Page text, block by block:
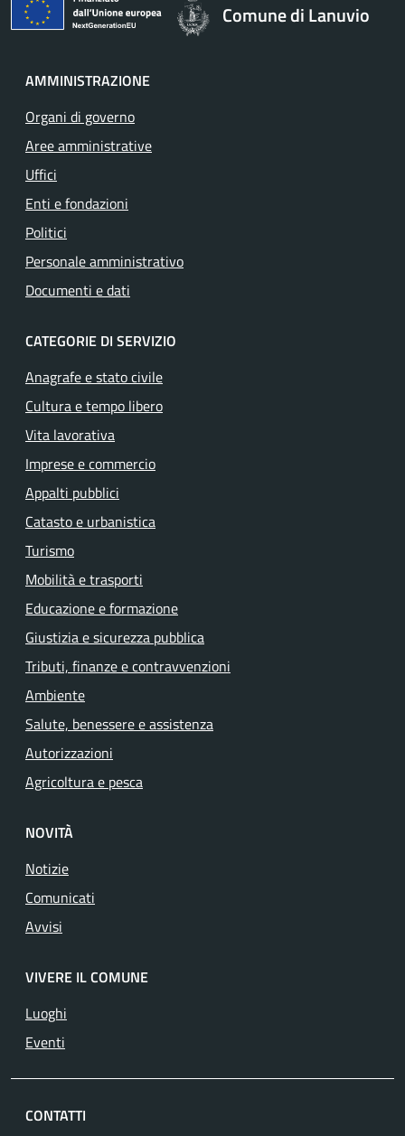
Comune di Lanuvio
AMMINISTRAZIONE
Organi di governo
Aree amministrative
Uffici
Enti e fondazioni
Politici
Personale amministrativo
Documenti e dati
CATEGORIE DI SERVIZIO
Anagrafe e stato civile
Cultura e tempo libero
Vita lavorativa
Imprese e commercio
Appalti pubblici
Catasto e urbanistica
Turismo
Mobilità e trasporti
Educazione e formazione
Giustizia e sicurezza pubblica
Tributi, finanze e contravvenzioni
Ambiente
Salute, benessere e assistenza
Autorizzazioni
Agricoltura e pesca
NOVITÀ
Notizie
Comunicati
Avvisi
VIVERE IL COMUNE
Luoghi
Eventi
CONTATTI